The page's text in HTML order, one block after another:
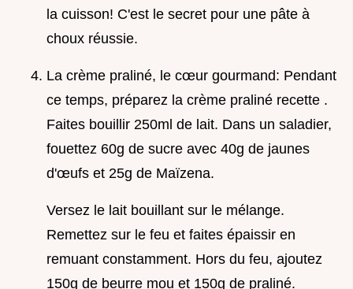
la cuisson! C'est le secret pour une pâte à
choux réussie.
La crème praliné, le cœur gourmand: Pendant
ce temps, préparez la crème praliné recette .
Faites bouillir 250ml de lait. Dans un saladier,
fouettez 60g de sucre avec 40g de jaunes
d'œufs et 25g de Maïzena.
Versez le lait bouillant sur le mélange.
Remettez sur le feu et faites épaissir en
remuant constamment. Hors du feu, ajoutez
150g de beurre mou et 150g de praliné.